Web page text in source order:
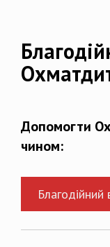
Допомогти
чином: